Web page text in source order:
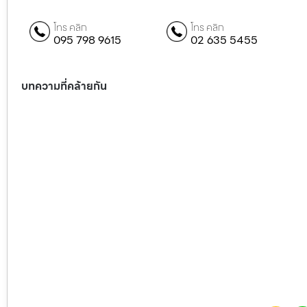
โทร คลิก
095 798 9615
โทร คลิก
02 635 5455
บทความที่คล้ายกัน